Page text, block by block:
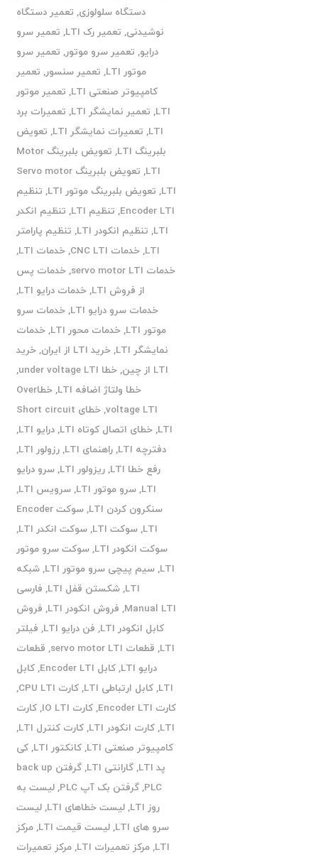
دستگاه سلولوزی, تعمیر دستگاه
نوشیدنی, تعمیر رک LTI , تعمیر سرو
درایو, تعمیر سرو موتور, تعمیر سرو
موتور LTI
, تعمیر سنسور, تعمیر
کامپیوتر صنعتی LTI
, تعمیر موتور
LTI
, تعمیر نمایشگر LTI , تعمیرات برد
LTI
, تعمیرات نمایشگر LTI , تعویض
بلبرینگ LTI
,
تعویض بلبرینگ Motor
LTI
,
تعویض بلبرینگ Servo motor
LTI
, تعویض بلبرینگ موتور LTI , تنظیم
Encoder LTI
, تنظیم LTI , تنظیم انکدر
LTI
, تنظیم انکودر LTI , تنظیم پارامتر
LTI
,خدمات CNC LTI ,خدمات LTI
,
خدمات servo motor LTI
,خدمات پس
از فروش LTI
,خدمات درایو LTI
,
خدمات سرو درایو LTI
,خدمات سرو
موتور LTI
,خدمات محور LTI ,خدمات
نمایشگر LTI
,خرید LTI از ایران ,خرید
LTI از چین
,خطا under voltage LTI
,
خطا ولتاژ اضافه LTI
,
خطاOver
voltage LTI
,
خطای Short circuit
LTI
,خطای اتصال کوتاه LTI ,درایو LTI
,
دفترچه LTI
,راهنمای LTI ,رزولور LTI
,
رفع خطا LTI
,ریزولور LTI ,سرو درایو
LTI
,سرو موتور LTI ,سرویس LTI
,
سنکرون کردن LTI
,
سوکت Encoder
LTI
,سوکت LTI ,سوکت انکدر LTI
,
سوکت انکودر LTI
,سوکت سرو موتور
LTI
,سیم پیچی سرو موتور LTI ,شبکه
LTI
,شکستن قفل LTI , فارسی
Manual LTI
, فروش انکودر LTI , فروش
کابل انکودر LTI
, فن درایو LTI , فیلتر
LTI
, قطعات servo motor LTI , قطعات
درایو LTI
,کابل Encoder LTI ,کابل
LTI
,کابل ارتباطی LTI ,کارت CPU LTI
,
کارت Encoder LTI
,کارت IO LTI ,کارت
LTI
,کارت انکودر LTI ,کارت کنترل LTI
,
کامپیوتر صنعتی LTI
,کانکتور LTI ,کی
پد LTI
,گارانتی LTI ,
گرفتن back up
PLC
,گرفتن بک آپ PLC ,لیست به
روز LTI
,لیست خطاهای LTI ,لیست
سرو های LTI
,لیست قیمت LTI ,مرکز
LTI
,مرکز تعمیرات LTI ,مرکز تعمیرات